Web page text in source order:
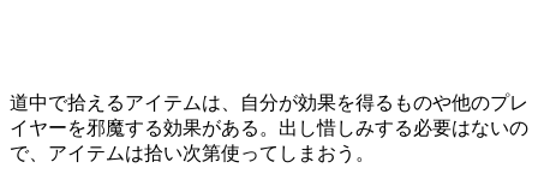
道中で拾えるアイテムは、自分が効果を得るものや他のプレ
イヤーを邪魔する効果がある。出し惜しみする必要はないの
で、アイテムは拾い次第使ってしまおう。